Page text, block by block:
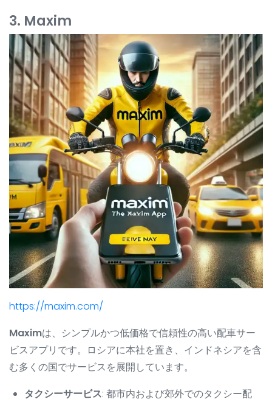
3. Maxim
https://maxim.com/
Maximは、シンプルかつ低価格で信頼性の高い配車サー
ビスアプリです。ロシアに本社を置き、インドネシアを含
む多くの国でサービスを展開しています。
タクシーサービス: 都市内および郊外でのタクシー配